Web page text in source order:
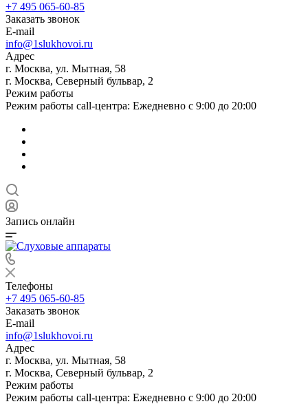
+7 495 065-60-85
Заказать звонок
E-mail
info@1slukhovoi.ru
Адрес
г. Москва, ул. Мытная, 58
г. Москва, Северный бульвар, 2
Режим работы
Режим работы call-центра: Ежедневно с 9:00 до 20:00
Запись онлайн
Телефоны
+7 495 065-60-85
Заказать звонок
E-mail
info@1slukhovoi.ru
Адрес
г. Москва, ул. Мытная, 58
г. Москва, Северный бульвар, 2
Режим работы
Режим работы call-центра: Ежедневно с 9:00 до 20:00